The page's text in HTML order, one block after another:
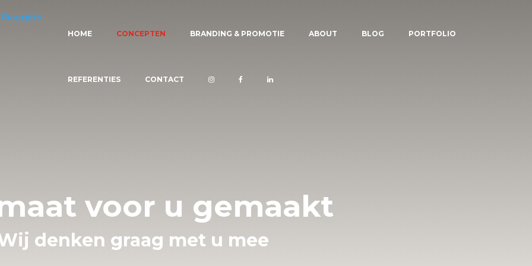
HOME CONCEPTEN BRANDING & PROMOTIE ABOUT BLOG PORTFOLIO
REFERENTIES CONTACT
voor u gemaakt
denken graag met u mee